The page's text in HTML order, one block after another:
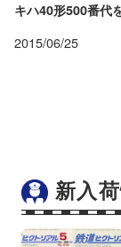
キハ40形500番代
2015/06/25
新入